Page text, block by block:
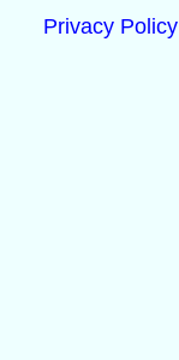
Privacy Policy